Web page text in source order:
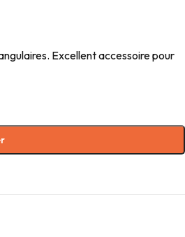
Excellent accessoire pour